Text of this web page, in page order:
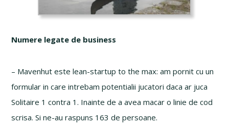
Numere legate de business
– Mavenhut este lean-startup to the max: am pornit cu un
formular in care intrebam potentialii jucatori daca ar juca
Solitaire 1 contra 1. Inainte de a avea macar o linie de cod
scrisa. Si ne-au raspuns 163 de persoane.